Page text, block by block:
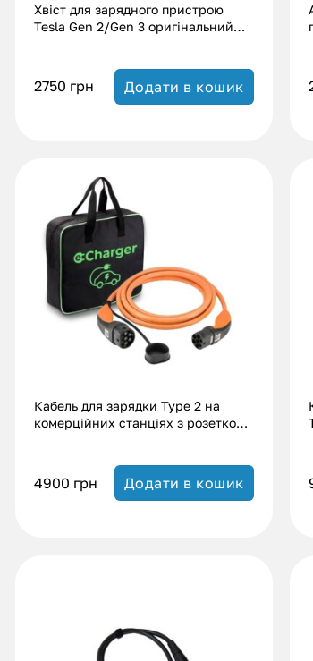
Хвіст для зарядного пристрою
Tesla Gen 2/Gen 3 оригінальний
2750 грн Додати в кошик
Кабель для зарядки Type 2 на
комерційних станціях з розеткою
4900 грн Додати в кошик